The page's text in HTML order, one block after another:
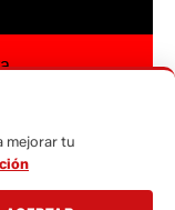
mejorar tu